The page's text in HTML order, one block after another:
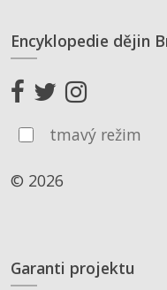
Encyklopedie dějin
tmavý režim
© 2026
Garanti projektu